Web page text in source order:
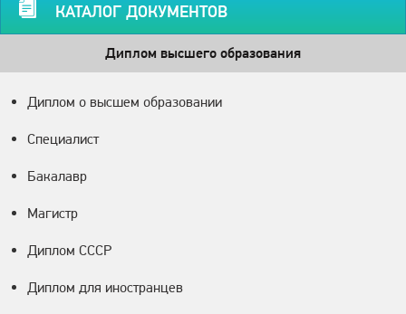
КАТАЛОГ ДОКУМЕНТОВ
Диплом высшего образования
Диплом о высшем образовании
Специалист
Бакалавр
Магистр
Диплом СССР
Диплом для иностранцев